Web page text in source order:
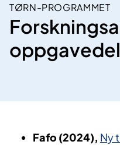
TØRN-PROGRAMMET
Fafo (2024), Ny